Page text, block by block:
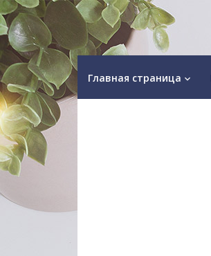
Главная страница keyboard_arrow_down